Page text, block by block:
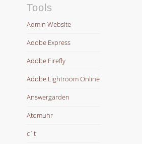
Tools
Admin Website
Adobe Express
Adobe Firefly
Adobe Lightroom Online
Answergarden
Atomuhr
c´t